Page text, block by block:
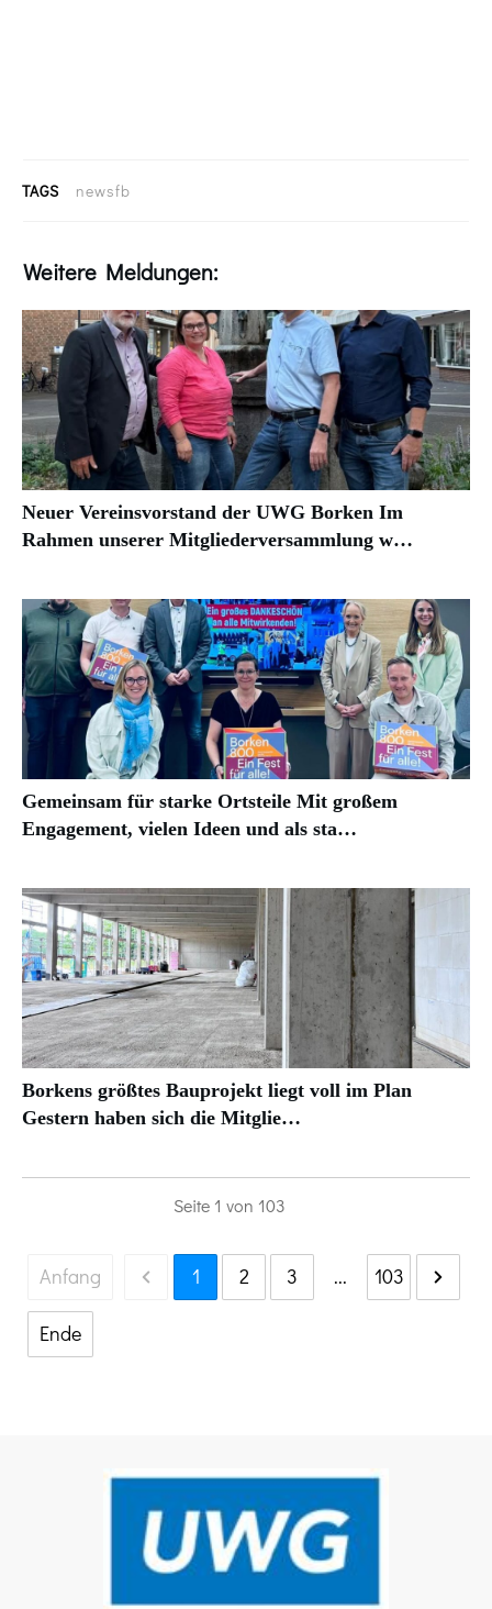
TAGS newsfb
Weitere Meldungen:
Neuer Vereinsvorstand der UWG Borken Im
Rahmen unserer Mitgliederversammlung w…
Gemeinsam für starke Ortsteile Mit großem
Engagement, vielen Ideen und als sta…
Borkens größtes Bauprojekt liegt voll im Plan
Gestern haben sich die Mitglie…
Seite 1 von 103
Anfang 1 2 3 ... 103
Ende